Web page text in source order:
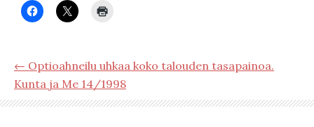
← Optioahneilu uhkaa koko talouden tasapainoa.
Kunta ja Me 14/1998